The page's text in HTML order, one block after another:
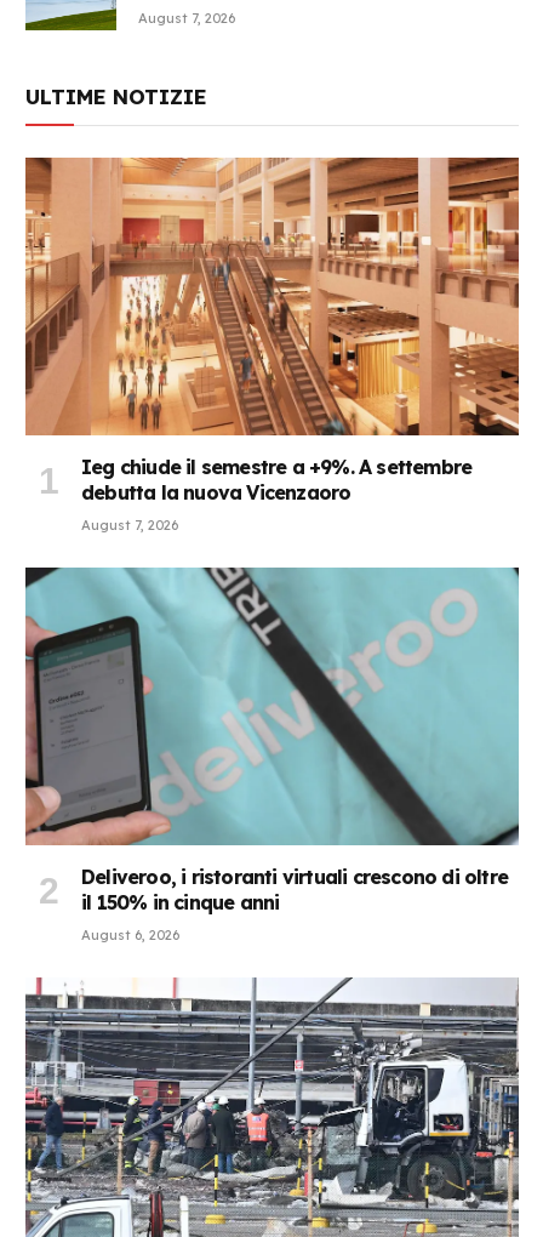
August 7, 2026
ULTIME NOTIZIE
Ieg chiude il semestre a +9%. A settembre
debutta la nuova Vicenzaoro
August 7, 2026
Deliveroo, i ristoranti virtuali crescono di oltre
il 150% in cinque anni
August 6, 2026